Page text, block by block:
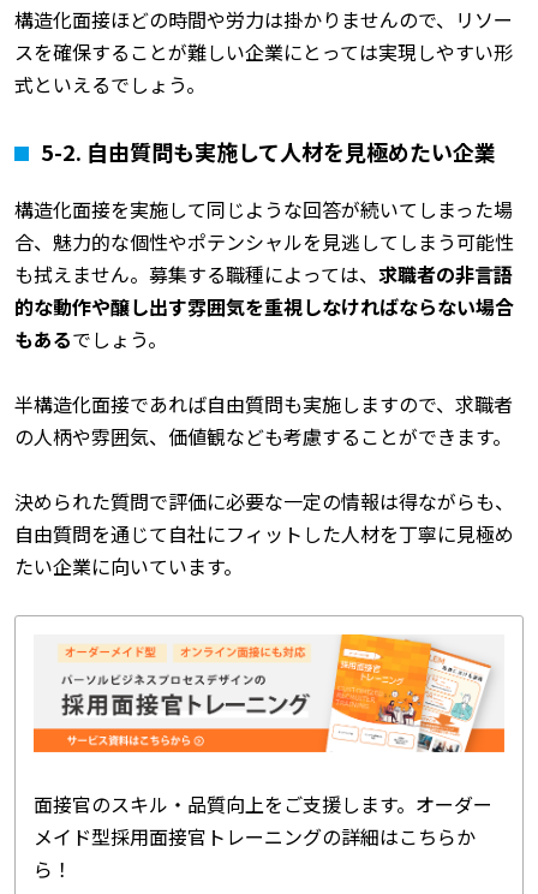
構造化面接ほどの時間や労力は掛かりませんので、リソー
スを確保することが難しい企業にとっては実現しやすい形
式といえるでしょう。
5-2. 自由質問も実施して人材を見極めたい企業
構造化面接を実施して同じような回答が続いてしまった場
合、魅力的な個性やポテンシャルを見逃してしまう可能性
も拭えません。募集する職種によっては、 求職者の非言語
的な動作や醸し出す雰囲気を重視しなければならない場合
もあるでしょう。
半構造化面接であれば自由質問も実施しますので、求職者
の人柄や雰囲気、価値観なども考慮することができます。
決められた質問で評価に必要な一定の情報は得ながらも、
自由質問を通じて自社にフィットした人材を丁寧に見極め
たい企業に向いています。
面接官のスキル・品質向上をご支援します。オーダー
メイド型採用面接官トレーニングの詳細はこちらか
ら！